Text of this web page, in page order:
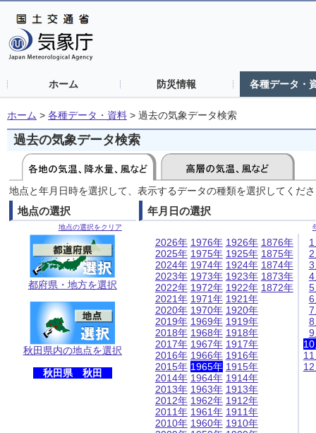
ホーム 防災情報 各種データ・
ホーム > 各種データ・資料 > 過去の気象データ検索
過去の気象データ検索
地点と年月日時を選択して、表示するデータの種類を選択してくだ
地点の選択
地点の選択をクリア
都府県・地方を選択
秋田県内の地点を選択
秋田県 秋田
年月日の選択
2026年
2025年
2024年
2023年
2022年
2021年
2020年
2019年
2018年
2017年
2016年
2015年
2014年
2013年
2012年
2011年
2010年
1976年
1975年
1974年
1973年
1972年
1971年
1970年
1969年
1968年
1967年
1966年
1965年
1964年
1963年
1962年
1961年
1960年
1926年
1925年
1924年
1923年
1922年
1921年
1920年
1919年
1918年
1917年
1916年
1915年
1914年
1913年
1912年
1911年
1910年
1876年
1875年
1874年
1873年
1872年